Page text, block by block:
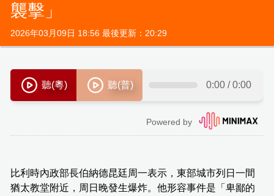
襲擊」
2026年03月09日 18:56 最後更新：20:29
比利時內政部長伯納德昆廷周一表示，東部城市列日一間
猶太教堂附近，周日晚發生爆炸。他形容事件是「卑鄙的